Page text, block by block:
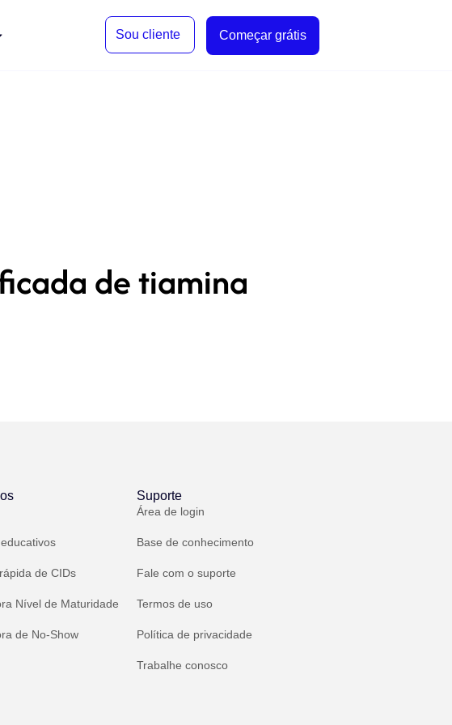
Sou cliente Começar grátis
de tiamina
de CIDs
Nível de Maturidade
de No-Show
Suporte
Área de login
Base de conhecimento
Fale com o suporte
Termos de uso
Política de privacidade
Trabalhe conosco